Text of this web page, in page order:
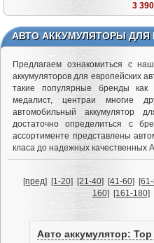
3
АВТО АККУМУЛЯТОРЫ ДЛЯ
Предлагаем ознакомиться с
аккумуляторов для европейских
такие популярные бренды
медалист, центраи многие
автомобильный аккумулятор
достаточно определиться с
ассортименте представлены
класа до надежных качественных
[пред]
[1-20] [21-40] [41-60]
160]
[161-180]
Авто аккумулятор: Top